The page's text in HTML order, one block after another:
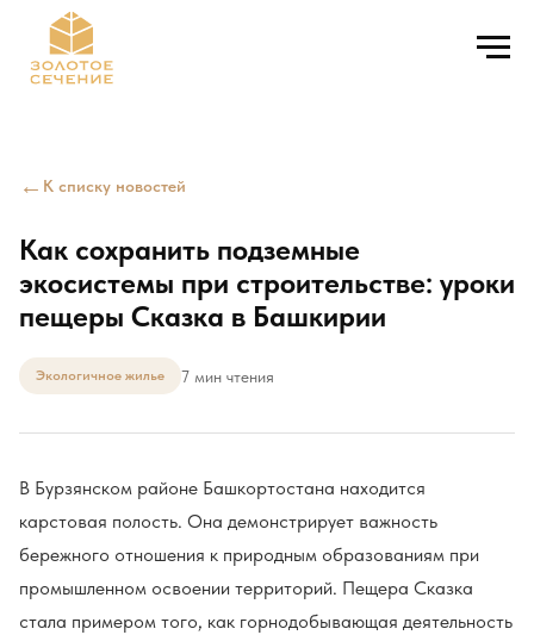
← К списку новостей
Как сохранить подземные
экосистемы при строительстве: уроки
пещеры Сказка в Башкирии
Экологичное жилье 7 мин чтения
В Бурзянском районе Башкортостана находится
карстовая полость. Она демонстрирует важность
бережного отношения к природным образованиям при
промышленном освоении территорий. Пещера Сказка
стала примером того, как горнодобывающая деятельность